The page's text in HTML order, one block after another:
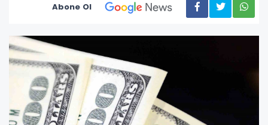
Abone Ol